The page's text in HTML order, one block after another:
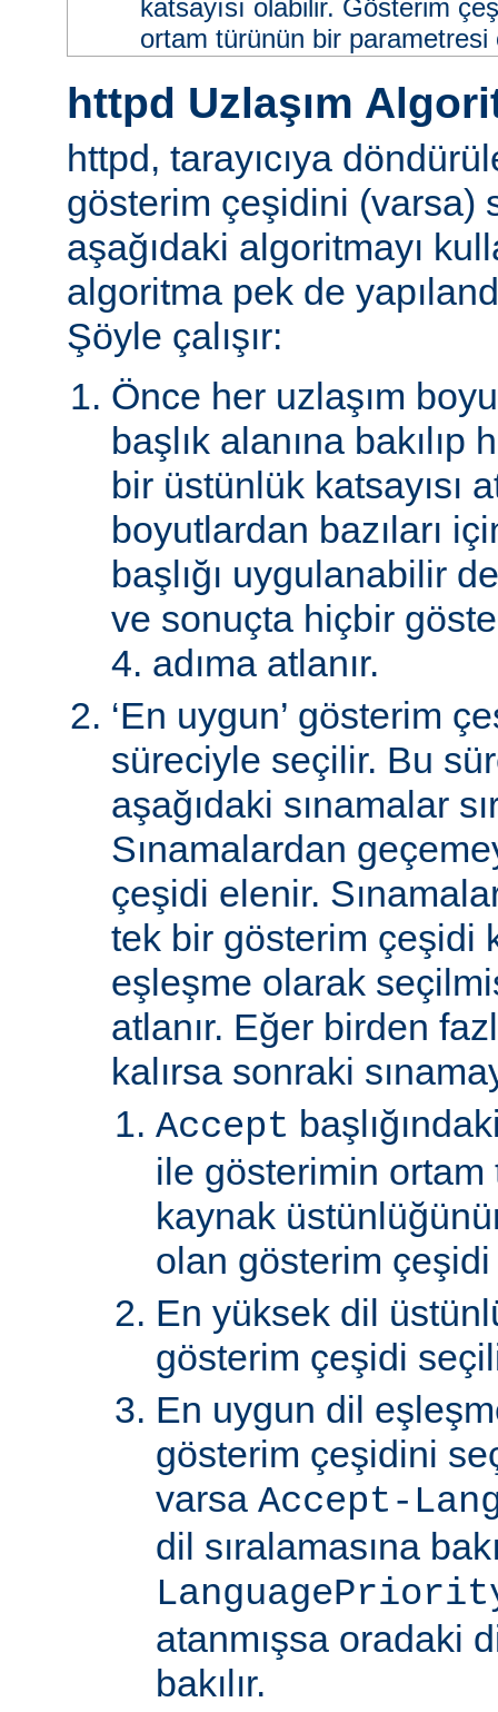
katsayısı olabilir. Gösterim
ortam türünün bir parametresi
httpd Uzlaşım
httpd, tarayıcıya
gösterim çeşidini (varsa)
aşağıdaki algoritmayı
algoritma pek de
Şöyle çalışır:
Önce her uzlaşım
başlık alanına
bir üstünlük katsayısı
boyutlardan bazıları
başlığı uygulanabilir
ve sonuçta hiçbir
4. adıma atlanır.
‘En uygun’ gösterim
süreciyle seçilir. Bu
aşağıdaki sınamalar
Sınamalardan
çeşidi elenir.
tek bir gösterim çeşidi
eşleşme olarak
atlanır. Eğer birden
kalırsa sonraki
Accept
ile gösterimin
kaynak
olan gösterim
En yüksek dil
gösterim çeşidi
En uygun dil
gösterim çeşidini
varsa Accept-
dil sıralamasına
atanmışsa oradaki
bakılır.